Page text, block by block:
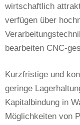
wirtschaftlich
verfügen über
bearbeiten CNC-
Kurzfristige und
geringe
Kapitalbindung in
Möglichkeiten von